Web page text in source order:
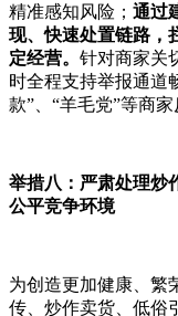
精准感知风险； 通过
现、快速处置链路，
定经营。 针对商家关
时全程支持举报通道
款”、“羊毛党”等商家
举措八：严肃处理炒
公平竞争环境
为创造更加健康、繁
传、炒作卖货、低俗